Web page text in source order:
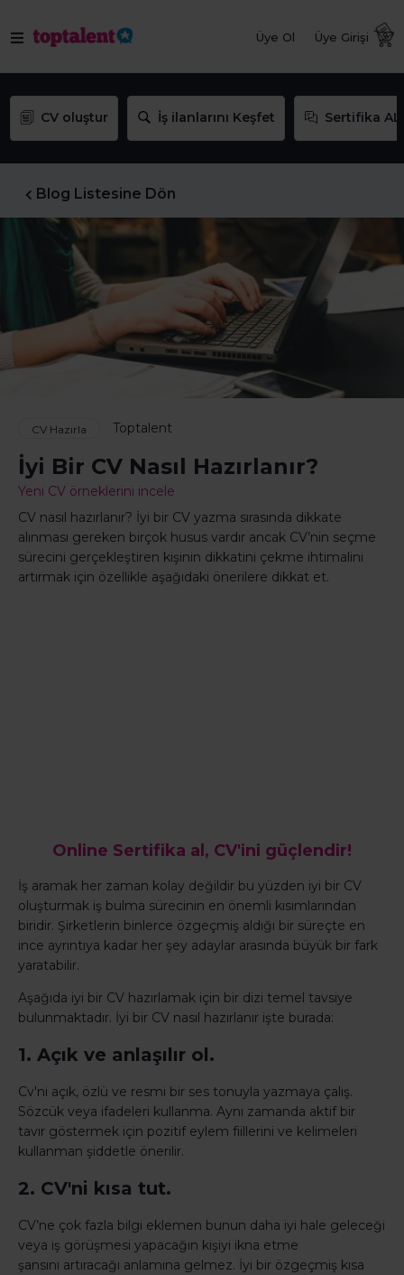
Üye Ol Üye Girişi
CV oluştur İş ilanlarını Keşfet Sertifika AL
Blog Listesine Dön
CV Hazırla Toptalent
İyi Bir CV Nasıl Hazırlanır?
Yeni CV örneklerini incele
CV nasıl hazırlanır? İyi bir CV yazma sırasında dikkate
alınması gereken birçok husus vardır ancak CV’nin seçme
sürecini gerçekleştiren kişinin dikkatini çekme ihtimalini
artırmak için özellikle aşağıdaki önerilere dikkat et.
Online Sertifika al, CV'ini güçlendir!
İş aramak her zaman kolay değildir bu yüzden iyi bir CV
oluşturmak iş bulma sürecinin en önemli kısımlarından
biridir. Şirketlerin binlerce özgeçmiş aldığı bir süreçte en
ince ayrıntıya kadar her şey adaylar arasında büyük bir fark
yaratabilir.
Aşağıda iyi bir CV hazırlamak için bir dizi temel tavsiye
bulunmaktadır. İyi bir CV nasıl hazırlanır işte burada:
1. Açık ve anlaşılır ol.
Cv'ni açık, özlü ve resmi bir ses tonuyla yazmaya çalış.
Sözcük veya ifadeleri kullanma. Aynı zamanda aktif bir
tavır göstermek için pozitif eylem fiillerini ve kelimeleri
kullanman şiddetle önerilir.
2. CV'ni kısa tut.
CV’ne çok fazla bilgi eklemen bunun daha iyi hale geleceği
veya iş görüşmesi yapacağın kişiyi ikna etme
şansını artıracağı anlamına gelmez. İyi bir özgeçmiş kısa